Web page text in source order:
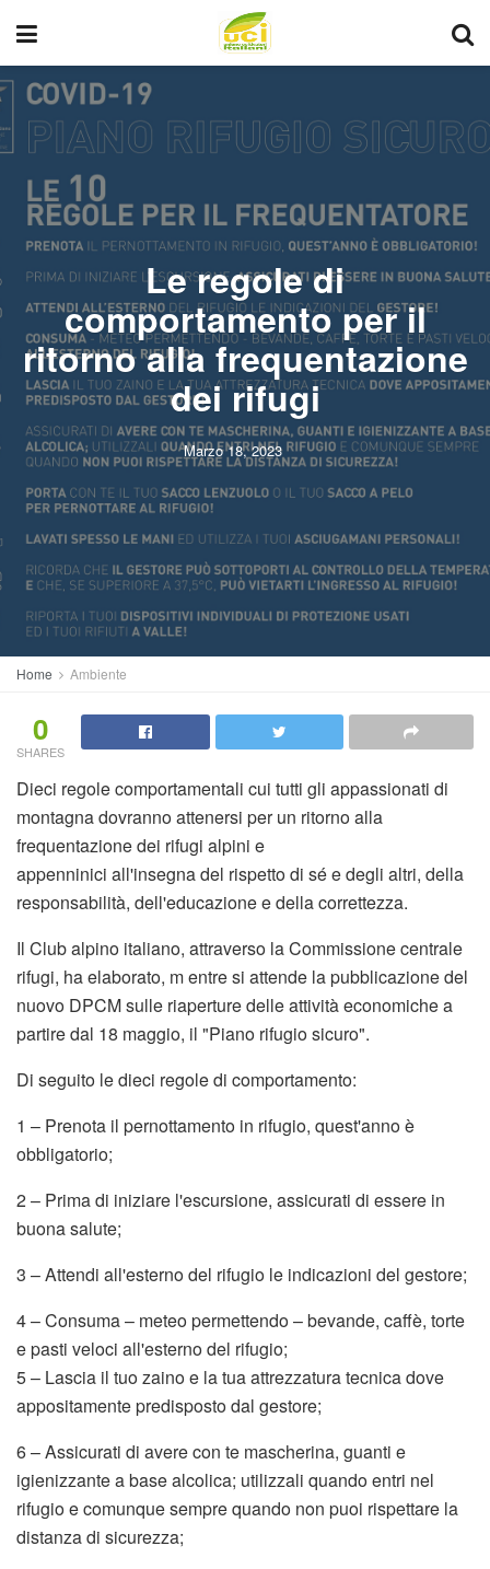
Le regole di
comportamento per il
ritorno alla frequentazione
dei rifugi
Marzo 18, 2023
Home Ambiente
0
SHARES
Dieci regole comportamentali cui tutti gli appassionati di
montagna dovranno attenersi per un ritorno alla
frequentazione dei rifugi alpini e
appenninici all'insegna del rispetto di sé e degli altri, della
responsabilità, dell'educazione e della correttezza.
Il Club alpino italiano, attraverso la Commissione centrale
rifugi, ha elaborato, m entre si attende la pubblicazione del
nuovo DPCM sulle riaperture delle attività economiche a
partire dal 18 maggio, il "Piano rifugio sicuro".
Di seguito le dieci regole di comportamento:
1 – Prenota il pernottamento in rifugio, quest'anno è
obbligatorio;
2 – Prima di iniziare l'escursione, assicurati di essere in
buona salute;
3 – Attendi all'esterno del rifugio le indicazioni del gestore;
4 – Consuma – meteo permettendo – bevande, caffè, torte
e pasti veloci all'esterno del rifugio;
5 – Lascia il tuo zaino e la tua attrezzatura tecnica dove
appositamente predisposto dal gestore;
6 – Assicurati di avere con te mascherina, guanti e
igienizzante a base alcolica; utilizzali quando entri nel
rifugio e comunque sempre quando non puoi rispettare la
distanza di sicurezza;